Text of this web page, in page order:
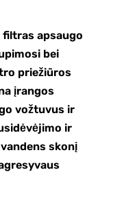
filtras apsaugo
bei
priežiūros
įrangos
vožtuvus ir
ir
skonį